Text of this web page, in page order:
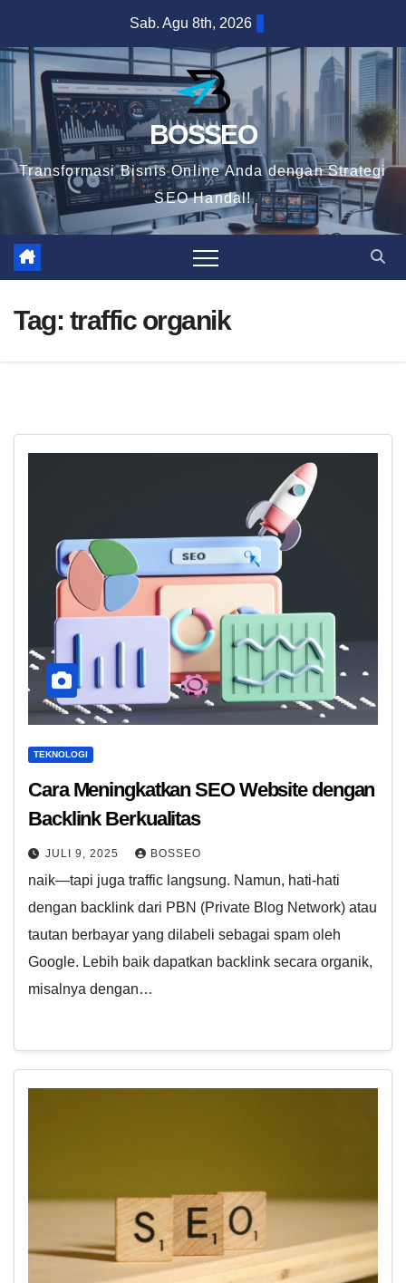
content
Sab. Agu 8th, 2026
BOSSEO
Transformasi Bisnis Online Anda dengan Strategi
SEO Handal!
Tag: traffic organik
TEKNOLOGI
Cara Meningkatkan SEO Website dengan
Backlink Berkualitas
JULI 9, 2025 BOSSEO
naik—tapi juga traffic langsung. Namun, hati-hati
dengan backlink dari PBN (Private Blog Network) atau
tautan berbayar yang dilabeli sebagai spam oleh
Google. Lebih baik dapatkan backlink secara organik,
misalnya dengan…